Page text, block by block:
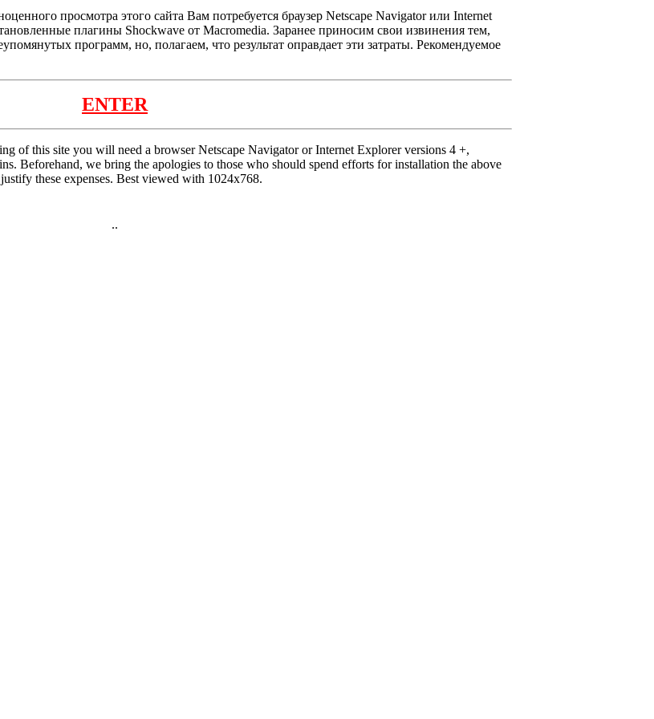
просмотра этого сайта Вам потребуется браузер Netscape Navigator или Internet
плагины Shockwave от Macromedia. Заранее приносим свои извинения тем,
программ, но, полагаем, что результат оправдает эти затраты. Рекомендуемое
ENTER
of this site you will need a browser Netscape Navigator or Internet Explorer versions 4 +,
Beforehand, we bring the apologies to those who should spend efforts for installation the above
these expenses. Best viewed with 1024x768.
..